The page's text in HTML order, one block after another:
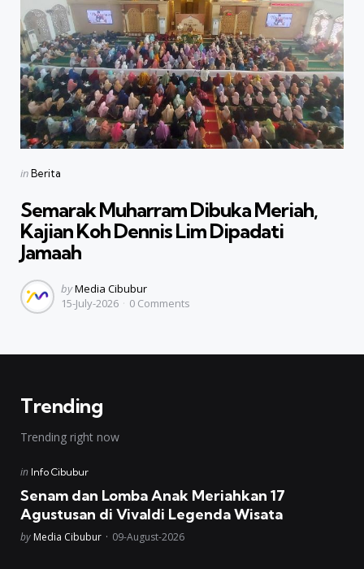
Categories
Posted
inBerita
Semarak Muharram Dibuka Meriah,
Kajian Koh Dennis Lim Dipadati
Jamaah
Posted
by
byMedia Cibubur
15-July-2026
0 Comments
Trending
Trending right now
Posted
in Info Cibubur
Senam dan Lomba Anak Meriahkan 17
Agustusan di Vivaldi Legenda Wisata
Posted
by Media Cibubur 09-August-2026